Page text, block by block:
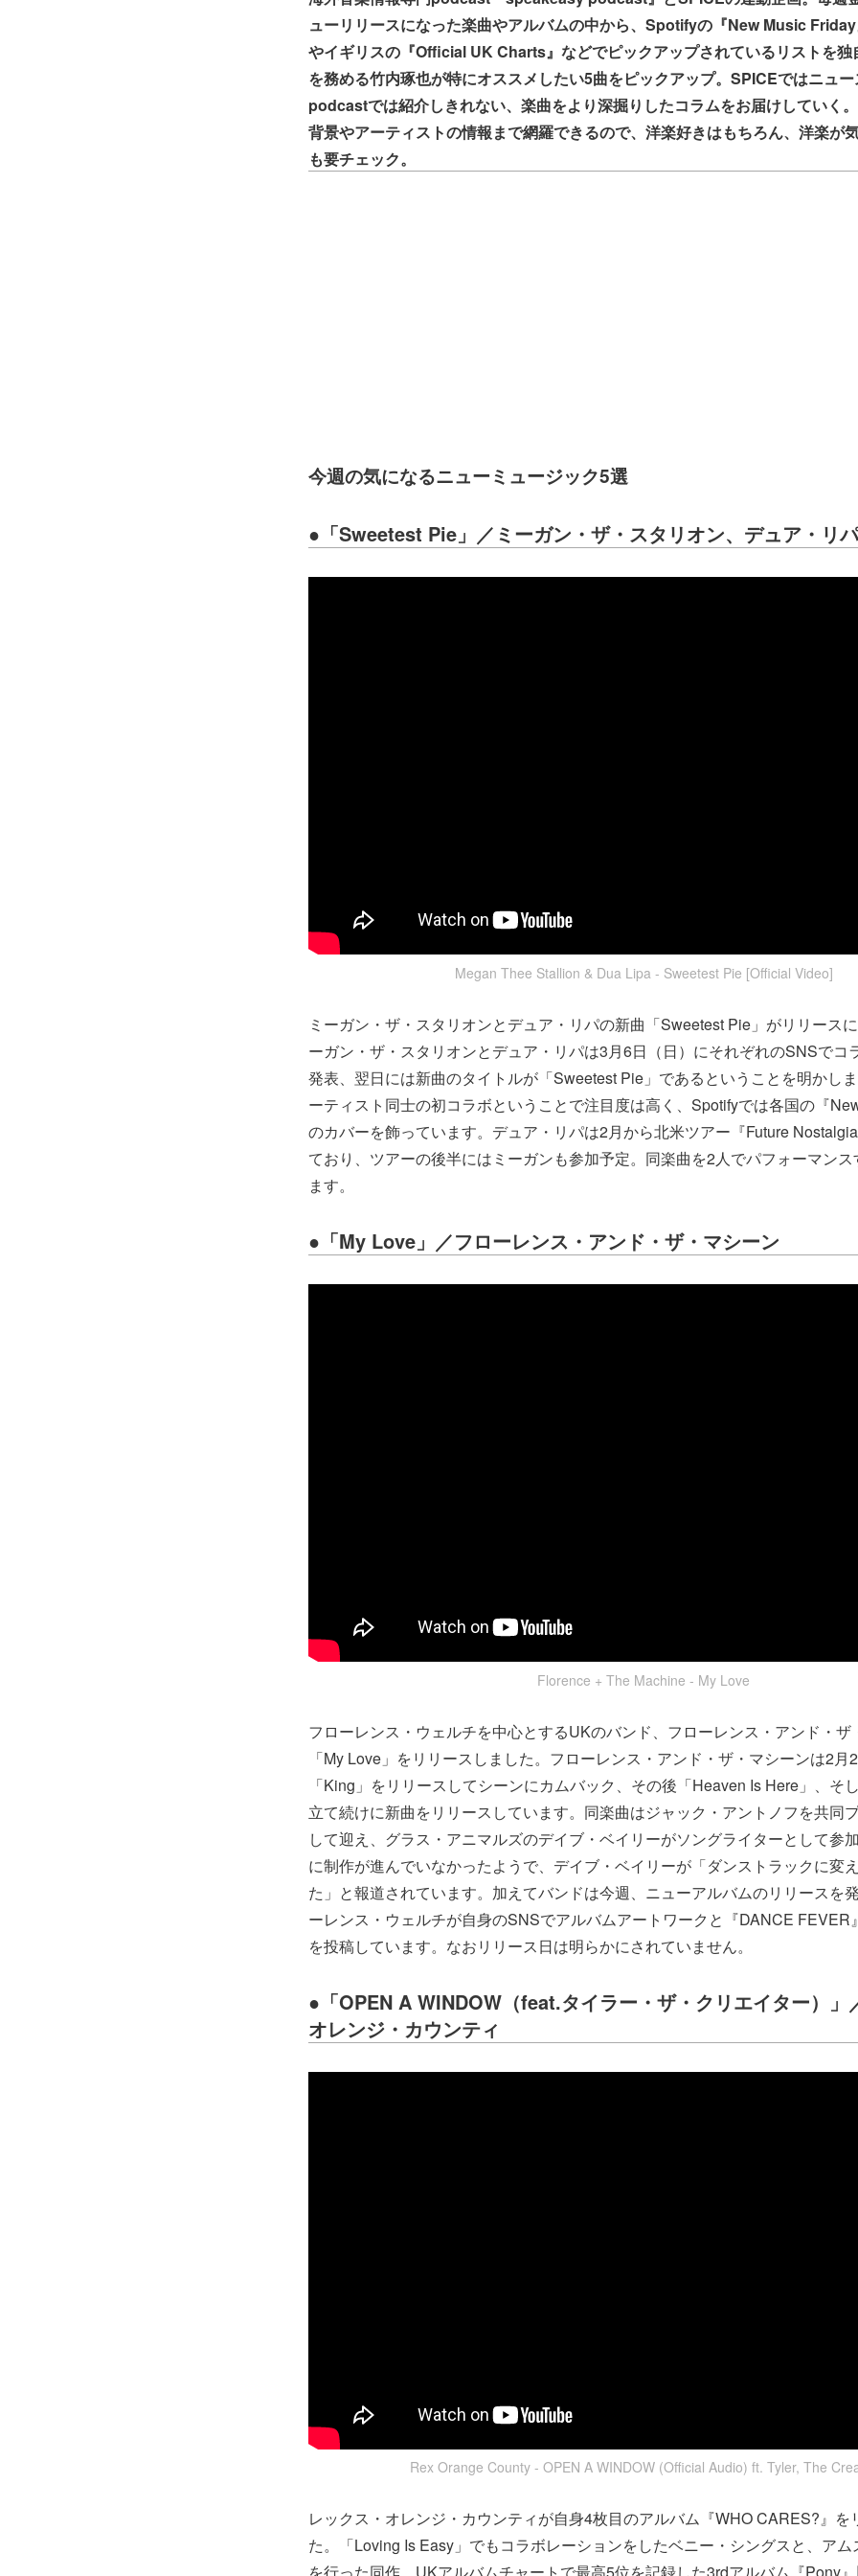
ューリリースになった楽曲やアルバムの中から、Spotifyの『New Music
やイギリスの『Official UK Charts』などでピックアップされているリストを独
を務める竹内琢也が特にオススメしたい5曲をピックアップ。SPICEではニュ
podcastでは紹介しきれない、楽曲をより深掘りしたコラムをお届けしていく
背景やアーティストの情報まで網羅できるので、洋楽好きはもちろん、洋楽が
も要チェック。
今週の気になるニューミュージック5選
● 「Sweetest Pie 」／ ミーガン・ザ・スタリオン、デュア・リパ
Megan Thee Stallion & Dua Lipa - Sweetest Pie [Official Video]
ミーガン・ザ・スタリオンとデュア・リパの新曲「Sweetest Pie」がリリース
ーガン・ザ・スタリオンとデュア・リパは3月6日（日）にそれぞれのSNSでコ
発表、翌日には新曲のタイトルが「Sweetest Pie」であるということを明かし
ーティスト同士の初コラボということで注目度は高く、Spotifyでは各国の『
のカバーを飾っています。デュア・リパは2月から北米ツアー『Future
ており、ツアーの後半にはミーガンも参加予定。同楽曲を2人でパフォーマン
ます。
● 「My Love」／フローレンス・アンド・ザ・マシーン
Florence + The Machine - My Love
フローレンス・ウェルチを中心とするUKのバンド、フローレンス・アンド・ザ
「My Love」をリリースしました。フローレンス・アンド・ザ・マシーンは2月
「King」をリリースしてシーンにカムバック、その後「Heaven Is Here」、そ
立て続けに新曲をリリースしています。同楽曲はジャック・アントノフを共同
して迎え、グラス・アニマルズのデイブ・ベイリーがソングライターとして参
に制作が進んでいなかったようで、デイブ・ベイリーが「ダンストラックに変
た」と報道されています。加えてバンドは今週、ニューアルバムのリリースを
ーレンス・ウェルチが自身のSNSでアルバムアートワークと『DANCE FEVER
を投稿しています。なおリリース日は明らかにされていません。
● 「OPEN A WINDOW（feat.タイラー・ザ・クリエイター）」
オレンジ・カウンティ
Rex Orange County - OPEN A WINDOW (Official Audio) ft. Tyler, The
レックス・オレンジ・カウンティが自身4枚目のアルバム『WHO CARES?』を
た。「Loving Is Easy」でもコラボレーションをしたベニー・シングスと、ア